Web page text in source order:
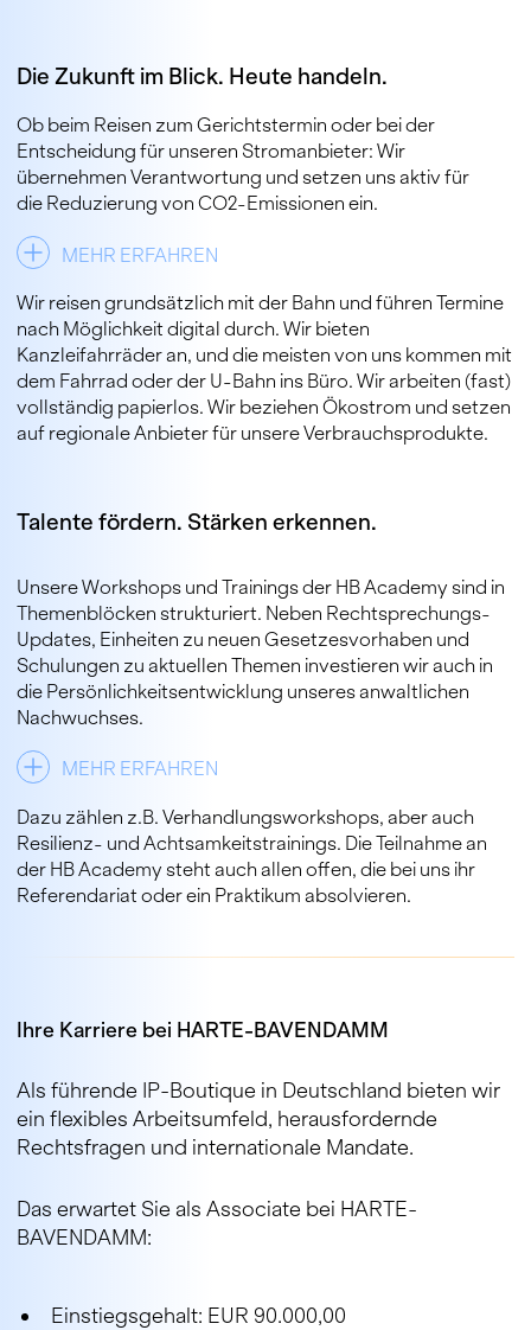
Die Zukunft im Blick. Heute handeln.
Ob beim Reisen zum Gerichtstermin oder bei der
Entscheidung für unseren Stromanbieter: Wir
übernehmen Verantwortung und setzen uns aktiv für
die Reduzierung von CO2-Emissionen ein.
MEHR ERFAHREN
Wir reisen grundsätzlich mit der Bahn und führen Termine
nach Möglichkeit digital durch. Wir bieten
Kanzleifahrräder an, und die meisten von uns kommen mit
dem Fahrrad oder der U-Bahn ins Büro. Wir arbeiten (fast)
vollständig papierlos. Wir beziehen Ökostrom und setzen
auf regionale Anbieter für unsere Verbrauchsprodukte.
Talente fördern. Stärken erkennen.
Unsere Workshops und Trainings der HB Academy sind in
Themenblöcken strukturiert. Neben Rechtsprechungs-
Updates, Einheiten zu neuen Gesetzesvorhaben und
Schulungen zu aktuellen Themen investieren wir auch in
die Persönlichkeitsentwicklung unseres anwaltlichen
Nachwuchses.
MEHR ERFAHREN
Dazu zählen z.B. Verhandlungsworkshops, aber auch
Resilienz- und Achtsamkeitstrainings. Die Teilnahme an
der HB Academy steht auch allen offen, die bei uns ihr
Referendariat oder ein Praktikum absolvieren.
Ihre Karriere bei HARTE-BAVENDAMM
Als führende IP-Boutique in Deutschland bieten wir
ein flexibles Arbeitsumfeld, herausfordernde
Rechtsfragen und internationale Mandate.
Das erwartet Sie als Associate bei HARTE-
BAVENDAMM:
Einstiegsgehalt: EUR 90.000,00